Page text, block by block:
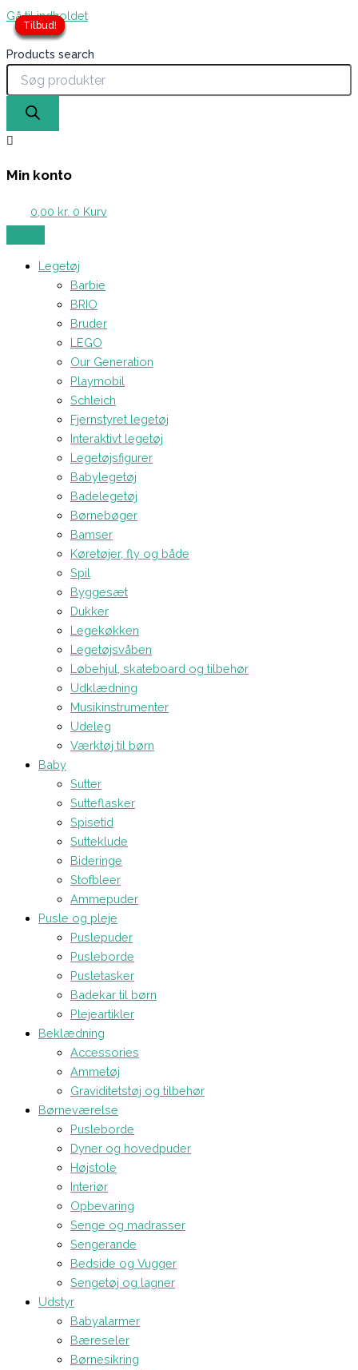
Gå til indholdet
Products search
Min konto
0,00 kr. 0 Kurv
Legetøj
Barbie
BRIO
Bruder
LEGO
Our Generation
Playmobil
Schleich
Fjernstyret legetøj
Interaktivt legetøj
Legetøjsfigurer
Babylegetøj
Badelegetøj
Børnebøger
Bamser
Køretøjer, fly og både
Spil
Byggesæt
Dukker
Legekøkken
Legetøjsvåben
Løbehjul, skateboard og tilbehør
Udklædning
Musikinstrumenter
Udeleg
Værktøj til børn
Baby
Sutter
Sutteflasker
Spisetid
Sutteklude
Bideringe
Stofbleer
Ammepuder
Pusle og pleje
Puslepuder
Pusleborde
Pusletasker
Badekar til børn
Plejeartikler
Beklædning
Accessories
Ammetøj
Graviditetstøj og tilbehør
Børneværelse
Pusleborde
Dyner og hovedpuder
Højstole
Interiør
Opbevaring
Senge og madrasser
Sengerande
Bedside og Vugger
Sengetøj og lagner
Udstyr
Babyalarmer
Bæreseler
Børnesikring
Tilbud!
Tilbud!
Tilbud!
Tilbud!
Tilbud!
Tilbud!